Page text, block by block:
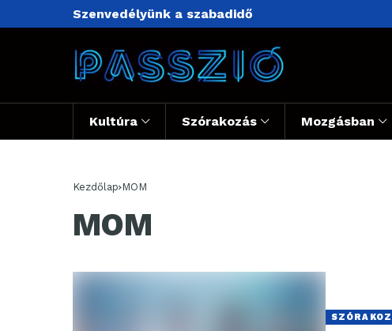
Szenvedélyünk a szabadidő
Kultúra Szórakozás Mozgásban
Kezdőlap MOM
MOM